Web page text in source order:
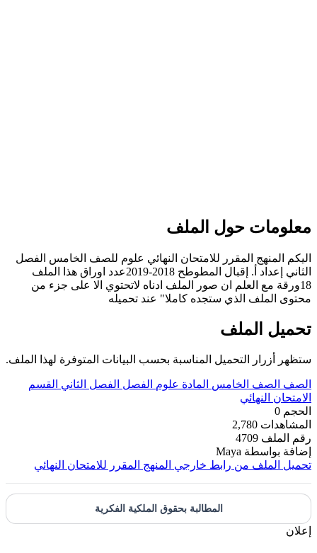
معلومات حول الملف
اليكم المنهج المقرر للامتحان النهائي علوم للصف الخامس الفصل
الثاني إعداد أ. إقبال المطوطح 2018-2019عدد اوراق هذا الملف
18ورقة مع العلم ان صور الملف ادناه لاتحتوي الا على جزء من
محتوى الملف الذي ستجده كاملا" عند تحميله
تحميل الملف
ستظهر أزرار التحميل المناسبة بحسب البيانات المتوفرة لهذا الملف.
الصف الصف الخامس المادة علوم الفصل الفصل الثاني
القسم
الامتحان النهائي
الحجم 0
المشاهدات 2,780
رقم الملف 4709
إضافة بواسطة Maya
تحميل الملف من رابط خارجي
المنهج المقرر للامتحان النهائي
المطالبة بحقوق الملكية الفكرية
إعلان